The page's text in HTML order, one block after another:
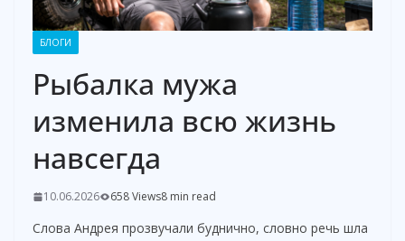
БЛОГИ
Рыбалка мужа
изменила всю жизнь
навсегда
10.06.2026 658 Views8 min read
Слова Андрея прозвучали буднично, словно речь шла